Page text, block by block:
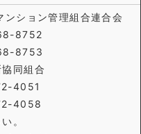
ンション管理組合連合会
8752
8753
同組合
4051
4058
。